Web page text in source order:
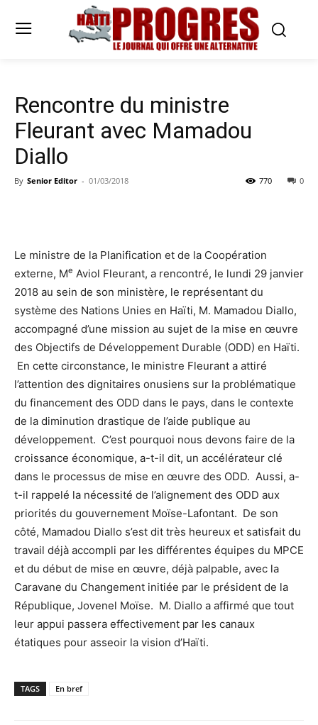
Rencontre du ministre
Fleurant avec Mamadou
Diallo
By Senior Editor - 01/03/2018 0
770
Le ministre de la Planification et de la Coopération
externe, Me Aviol Fleurant, a rencontré, le lundi 29 janvier
2018 au sein de son ministère, le représentant du
système des Nations Unies en Haïti, M. Mamadou Diallo,
accompagné d’une mission au sujet de la mise en œuvre
des Objectifs de Développement Durable (ODD) en Haïti.
En cette circonstance, le ministre Fleurant a attiré
l’attention des dignitaires onusiens sur la problématique
du financement des ODD dans le pays, dans le contexte
de la diminution drastique de l’aide publique au
développement. C’est pourquoi nous devons faire de la
croissance économique, a-t-il dit, un accélérateur clé
dans le processus de mise en œuvre des ODD. Aussi, a-
t-il rappelé la nécessité de l’alignement des ODD aux
priorités du gouvernement Moïse-Lafontant. De son
côté, Mamadou Diallo s’est dit très heureux et satisfait du
travail déjà accompli par les différentes équipes du MPCE
et du début de mise en œuvre, déjà palpable, avec la
Caravane du Changement initiée par le président de la
République, Jovenel Moïse. M. Diallo a affirmé que tout
leur appui passera effectivement par les canaux
étatiques pour asseoir la vision d’Haïti.
TAGS En bref